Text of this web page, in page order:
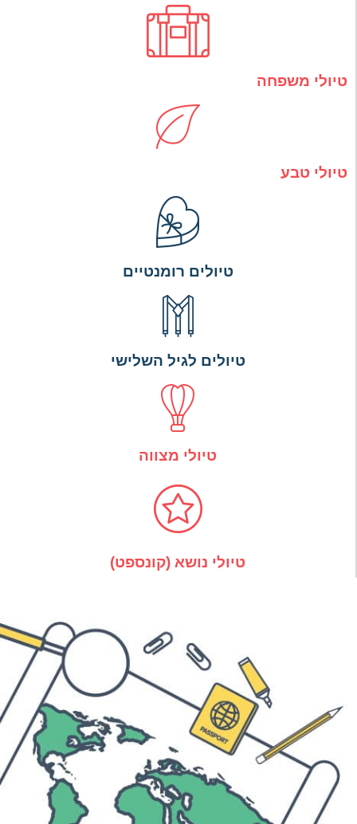
טיולי משפחה
טיולי טבע
טיולים רומנטיים
טיולים לגיל השלישי
טיולי מצווה
טיולי נושא (קונספט)